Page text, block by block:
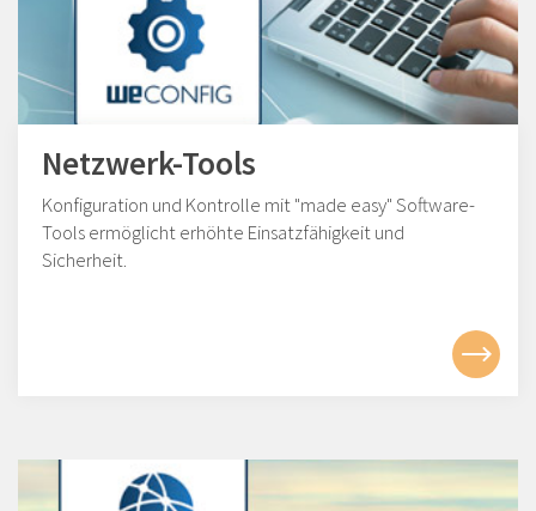
Netzwerk-Tools
Konfiguration und Kontrolle mit "made easy" Software-
Tools ermöglicht erhöhte Einsatzfähigkeit und
Sicherheit.